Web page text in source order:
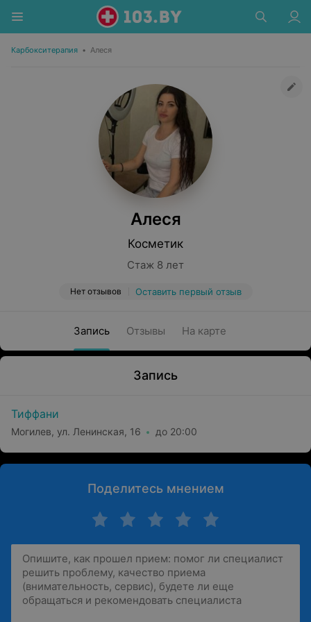
Карбокситерапия • Алеся
Алеся
Косметик
Стаж 8 лет
Нет отзывов Оставить первый отзыв
Запись Отзывы На карте
Запись
Тиффани
Могилев, ул. Ленинская, 16 до 20:00
Поделитесь мнением